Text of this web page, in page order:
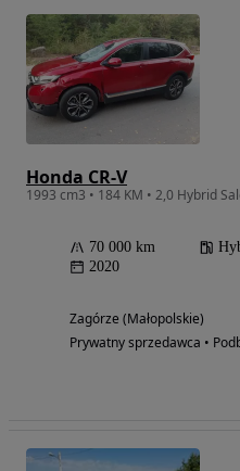
Honda CR-V
1993 cm3 • 184 KM • 2,0 Hybrid
70 000 km
2020
Zagórze (Małopolskie)
Prywatny sprzedawca •